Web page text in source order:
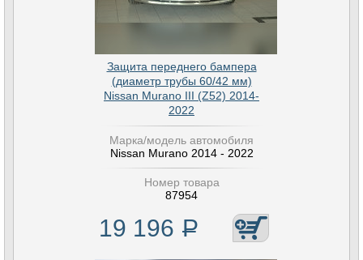
Защита переднего бампера
(диаметр трубы 60/42 мм)
Nissan Murano III (Z52) 2014-
2022
Марка/модель автомобиля
Nissan Murano 2014 - 2022
Номер товара
87954
19 196 Р